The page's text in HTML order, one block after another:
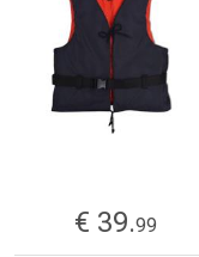
€ 39.99